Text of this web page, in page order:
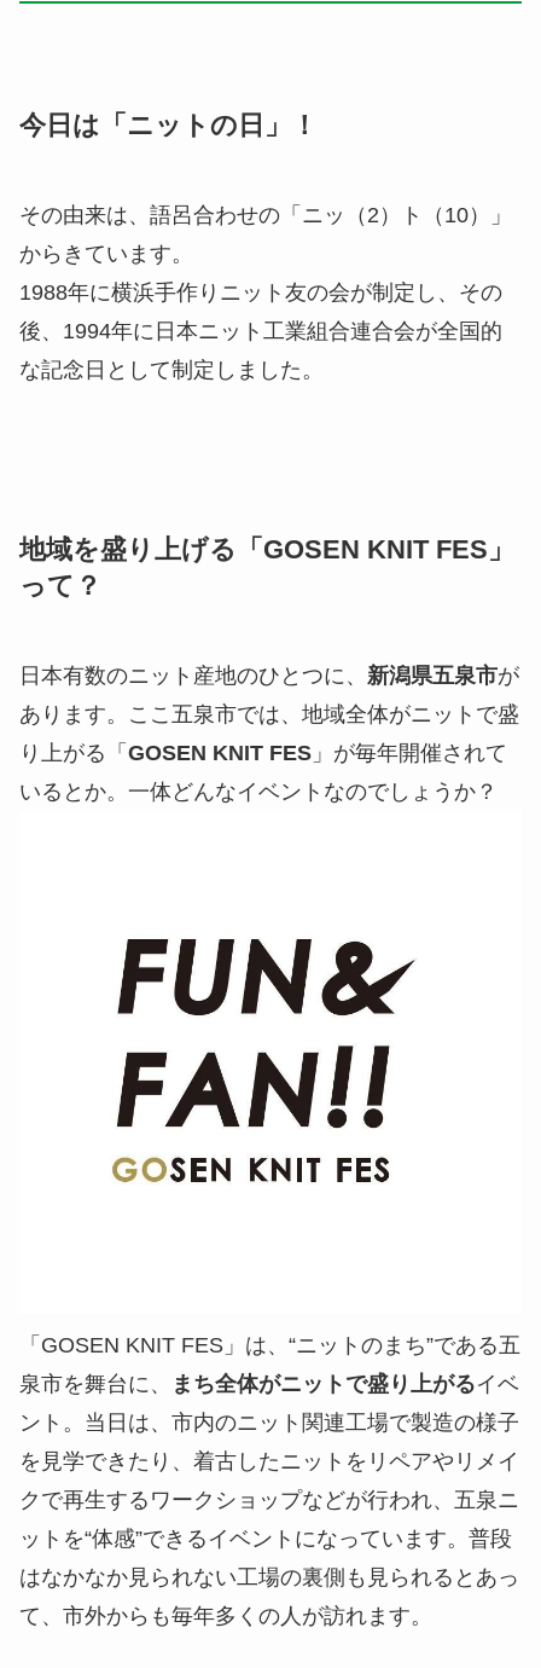
今日は「ニットの日」！
その由来は、語呂合わせの「ニッ（2）ト（10）」
からきています。
1988年に横浜手作りニット友の会が制定し、その
後、1994年に日本ニット工業組合連合会が全国的
な記念日として制定しました。
地域を盛り上げる「GOSEN KNIT FES」
って？
日本有数のニット産地のひとつに、 新潟県五泉市が
あります。ここ五泉市では、地域全体がニットで盛
り上がる「 GOSEN KNIT FES 」が毎年開催されて
いるとか。一体どんなイベントなのでしょうか？
「GOSEN KNIT FES」は、“ニットのまち”である五
泉市を舞台に、
まち全体がニットで盛り上がるイベ
ント。当日は、市内のニット関連工場で製造の様子
を見学できたり、着古したニットをリペアやリメイ
クで再生するワークショップなどが行われ、五泉ニ
ットを“体感”できるイベントになっています。普段
はなかなか見られない工場の裏側も見られるとあっ
て、市外からも毎年多くの人が訪れます。